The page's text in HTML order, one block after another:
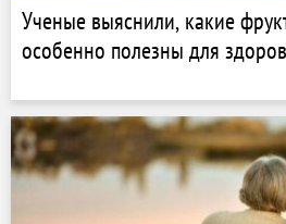
Ученые выяснили, какие
особенно полезны для